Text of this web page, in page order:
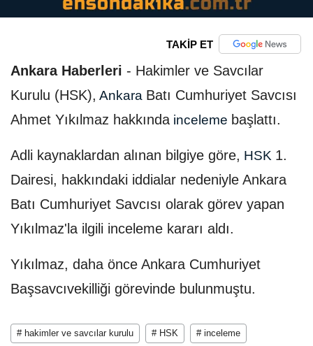
TAKİP ET
Ankara Haberleri - Hakimler ve Savcılar
Kurulu (HSK), Ankara Batı Cumhuriyet Savcısı
Ahmet Yıkılmaz hakkındainceleme başlattı.
Adli kaynaklardan alınan bilgiye göre, HSK 1.
Dairesi, hakkındaki iddialar nedeniyle Ankara
Batı Cumhuriyet Savcısı olarak görev yapan
Yıkılmaz'la ilgili inceleme kararı aldı.
Yıkılmaz, daha önce Ankara Cumhuriyet
Başsavcıvekilliği görevinde bulunmuştu.
# hakimler ve savcılar kurulu # HSK # inceleme